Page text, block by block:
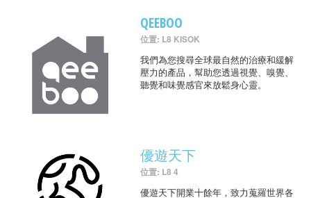
QEEBOO
位置: L8 KISOK
我們為您搜尋全球最自然的治療和緩解
壓力的產品，幫助您透過視覺、嗅覺、
聽覺和味覺感官來放鬆身心靈。
優遊天下
位置: L8 4
優遊天下開業十餘年，致力蒐羅世界各